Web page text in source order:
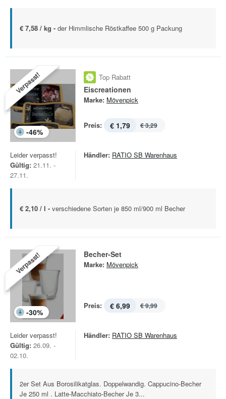
€ 7,58 / kg - der Himmlische Röstkaffee 500 g Packung
Verpasst!
-46%
Top Rabatt
Eiscreationen
Marke: Mövenpick
Preis: € 1,79 € 3,29
Leider verpasst!
Gültig: 21.11. -
27.11.
Händler: RATIO SB Warenhaus
€ 2,10 / l - verschiedene Sorten je 850 ml/900 ml Becher
Verpasst!
-30%
Becher-Set
Marke: Mövenpick
Preis: € 6,99 € 9,99
Leider verpasst!
Gültig: 26.09. -
02.10.
Händler: RATIO SB Warenhaus
2er Set Aus Borosilikatglas. Doppelwandig. Cappucino-Becher
Je 250 ml . Latte-Macchiato-Becher Je 3...